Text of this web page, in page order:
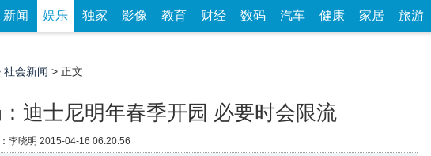
新闻 娱乐 独家 影像 教育 财经 数码 汽车 健康 家居 旅游
社会新闻 > 正文
迪士尼明年春季开园 必要时会限流
李晓明 2015-04-16 06:20:56